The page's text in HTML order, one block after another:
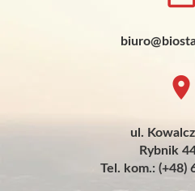
ul.
Rybnik
Tel. kom.: (+48)